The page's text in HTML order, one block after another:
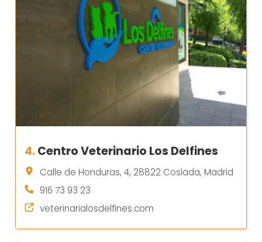
4.Centro Veterinario Los Delfines
Calle de Honduras, 4, 28822 Coslada, Madrid
916 73 93 23
veterinarialosdelfines.com